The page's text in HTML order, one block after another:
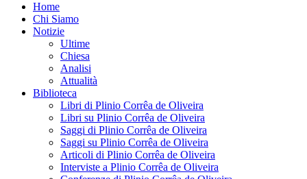
Home
Chi Siamo
Notizie
Ultime
Chiesa
Analisi
Attualità
Biblioteca
Libri di Plinio Corrêa de Oliveira
Libri su Plinio Corrêa de Oliveira
Saggi di Plinio Corrêa de Oliveira
Saggi su Plinio Corrêa de Oliveira
Articoli di Plinio Corrêa de Oliveira
Interviste a Plinio Corrêa de Oliveira